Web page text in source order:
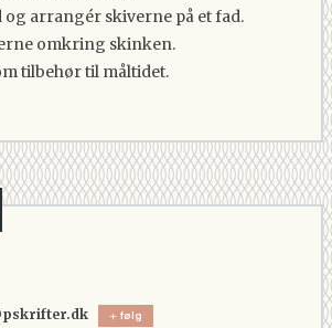
arrangér skiverne på et fad.
omkring skinken.
tilbehør til måltidet.
følg